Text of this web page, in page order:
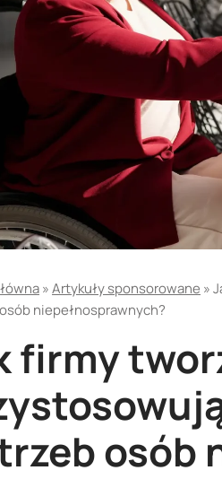
»Artykuły sponsorowane »
niepełnosprawnych?
firmy
osób